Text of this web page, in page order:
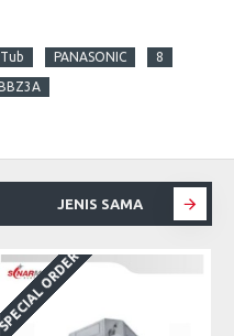
Tub PANASONIC 8
JENIS SAMA
SPECIAL ORDER